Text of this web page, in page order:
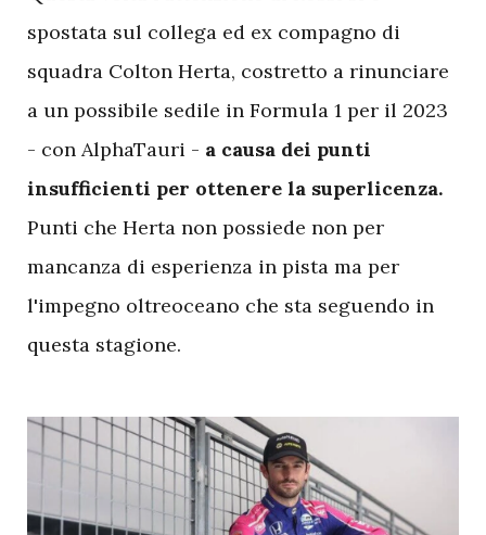
spostata sul collega ed ex compagno di
squadra Colton Herta, costretto a rinunciare
a un possibile sedile in Formula 1 per il 2023
- con AlphaTauri - a causa dei punti
insufficienti per ottenere la superlicenza.
Punti che Herta non possiede non per
mancanza di esperienza in pista ma per
l'impegno oltreoceano che sta seguendo in
questa stagione.